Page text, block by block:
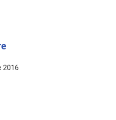
2016